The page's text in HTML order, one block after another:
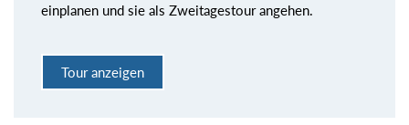
einplanen und sie als Zweitagestour angehen.
Tour anzeigen